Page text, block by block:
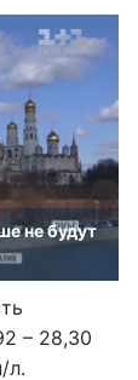
не будут
– 28,30
л.